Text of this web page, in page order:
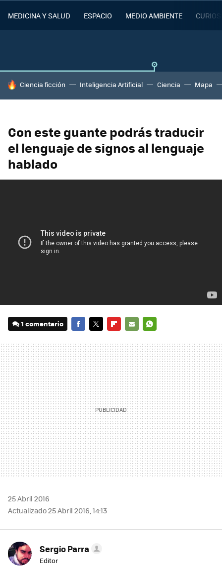
MEDICINA Y SALUD ESPACIO MEDIO AMBIENTE
HOY SE HABLA DE
Ciencia ficción Inteligencia Artificial Ciencia Mapa
Con este guante podrás traducir
el lenguaje de signos al lenguaje
hablado
1 comentario
MAIL
25 Abril 2016
Actualizado 25 Abril 2016, 14:13
Sergio Parra
Editor